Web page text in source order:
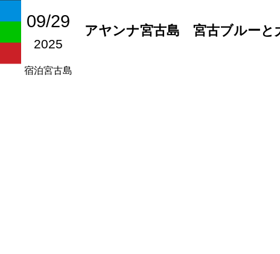
09/29
2025
アヤンナ宮古島 宮古ブルーと
宿泊宮古島